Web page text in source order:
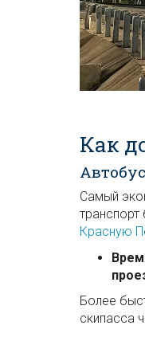
Как
Самый
Красную
Более
скипасса